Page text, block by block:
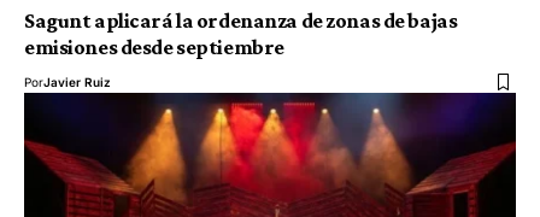
Sagunt aplicará la ordenanza de zonas de bajas
emisiones desde septiembre
PorJavier Ruiz